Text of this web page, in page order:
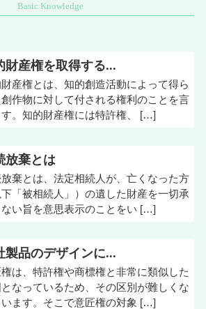
財産権を取得する...
産権とは、知的創造活動によって得ら
作物に対して付される権利のことを言
す。知的財産権には特許権、 […]
放棄とは
棄とは、法定相続人が、亡くなった方
下「被相続人」）の遺した財産を一切承
い旨を意思表示のことをい […]
製品のデザインに...
は、特許権や商標権と非常に類似した
なっているため、その区別が難しくな
います。そこで意匠権の対象 […]